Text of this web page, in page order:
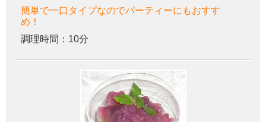
簡単で一口タイプなのでパーティーにもおすす
め！
調理時間：10分